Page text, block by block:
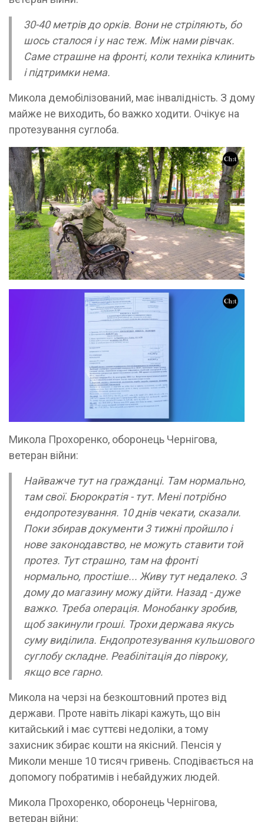
30-40 метрів до орків. Вони не стріляють, бо
шось сталося і у нас теж. Між нами рівчак.
Саме страшне на фронті, коли техніка клинить
і підтримки нема.
Микола демобілізований, має інвалідність. З дому
майже не виходить, бо важко ходити. Очікує на
протезування суглоба.
Микола Прохоренко, оборонець Чернігова,
ветеран війни:
Найважче тут на гражданці. Там нормально,
там свої. Бюрократія - тут. Мені потрібно
ендопротезування. 10 днів чекати, сказали.
Поки збирав документи 3 тижні пройшло і
нове законодавство, не можуть ставити той
протез. Тут страшно, там на фронті
нормально, простіше... Живу тут недалеко. З
дому до магазину можу дійти. Назад - дуже
важко. Треба операція. Монобанку зробив,
щоб закинули гроші. Трохи держава якусь
суму виділила. Ендопротезування кульшового
суглобу складне. Реабілітація до півроку,
якщо все гарно.
Микола на черзі на безкоштовний протез від
держави. Проте навіть лікарі кажуть, що він
китайський і має суттєві недоліки, а тому
захисник збирає кошти на якісний. Пенсія у
Миколи менше 10 тисяч гривень. Сподівається на
допомогу побратимів і небайдужих людей.
Микола Прохоренко, оборонець Чернігова,
ветеран війни: